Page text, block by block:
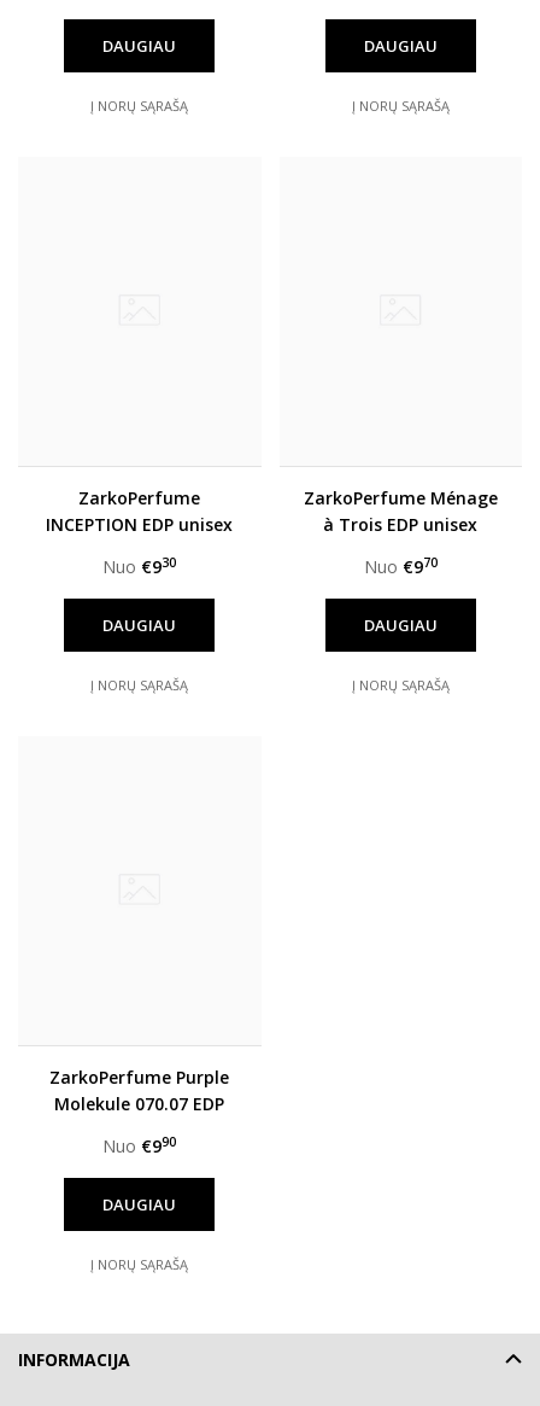
DAUGIAU
Į NORŲ SĄRAŠĄ
DAUGIAU
Į NORŲ SĄRAŠĄ
ZarkoPerfume
INCEPTION EDP unisex
Nuo €930
DAUGIAU
Į NORŲ SĄRAŠĄ
ZarkoPerfume Ménage
à Trois EDP unisex
Nuo €970
DAUGIAU
Į NORŲ SĄRAŠĄ
ZarkoPerfume Purple
Molekule 070.07 EDP
Nuo €990
DAUGIAU
Į NORŲ SĄRAŠĄ
INFORMACIJA